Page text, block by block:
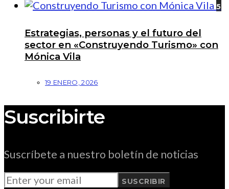
5
Estrategias, personas y el futuro del
sector en «Construyendo Turismo» con
Mónica Vila
19 ENERO, 2026
Suscribirte
Suscríbete a nuestro boletín de noticias
SUSCRIBIR